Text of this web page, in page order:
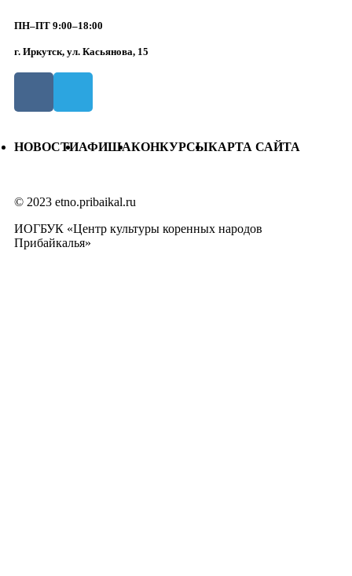
ПН–ПТ 9:00–18:00
г. Иркутск, ул. Касьянова, 15
НОВОСТИАФИШАКОНКУРСЫКАРТА САЙТА
© 2023 etno.pribaikal.ru
ИОГБУК «Центр культуры коренных народов
Прибайкалья»